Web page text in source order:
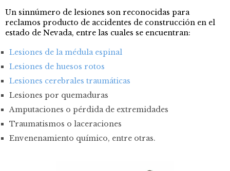
Un sinnúmero de lesiones son reconocidas para
reclamos producto de accidentes de construcción en el
estado de Nevada, entre las cuales se encuentran:
Lesiones de la médula espinal
Lesiones de huesos rotos
Lesiones cerebrales traumáticas
Lesiones por quemaduras
Amputaciones o pérdida de extremidades
Traumatismos o laceraciones
Envenenamiento químico, entre otras.